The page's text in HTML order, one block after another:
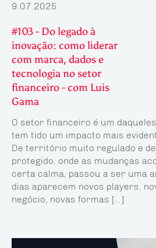
9.07.2025
#103 - Do legado à
inovação: como liderar
com marca, dados e
tecnologia no setor
financeiro - com Luis
Gama
O setor financeiro é um
tem tido um impacto mais
De território muito regulado e
protegido, onde as mudanças
certa calma, passou a ser uma
dias aparecem novos players,
negócio, novas formas […]